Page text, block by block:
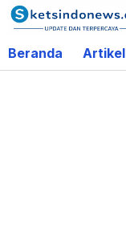
Lewati
ke
konten
Beranda Artikel